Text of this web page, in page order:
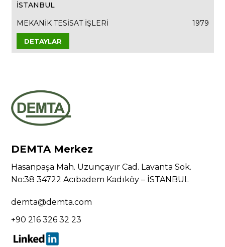
İSTANBUL
MEKANİK TESİSAT İŞLERİ
1979
DETAYLAR
DEMTA Merkez
Hasanpaşa Mah. Uzunçayır Cad. Lavanta Sok.
No:38 34722 Acıbadem Kadıköy – İSTANBUL
demta@demta.com
+90 216 326 32 23